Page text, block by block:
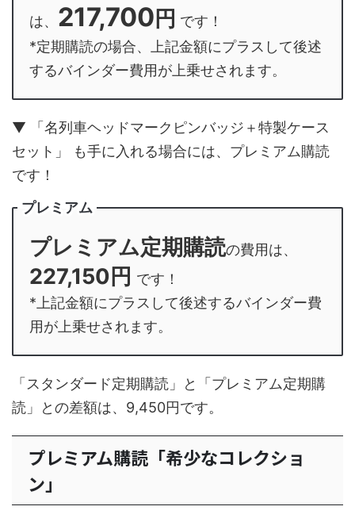
は、 217,700円 です！
*定期購読の場合、上記金額にプラスして後述
するバインダー費用が上乗せされます。
▼ 「名列車ヘッドマークピンバッジ＋特製ケース
セット」 も手に入れる場合には、プレミアム購読
です！
プレミアム
プレミアム定期購読の費用は、
227,150円 です！
*上記金額にプラスして後述するバインダー費
用が上乗せされます。
「スタンダード定期購読」と「プレミアム定期購
読」との差額は、9,450円です。
プレミアム購読「希少なコレクショ
ン」